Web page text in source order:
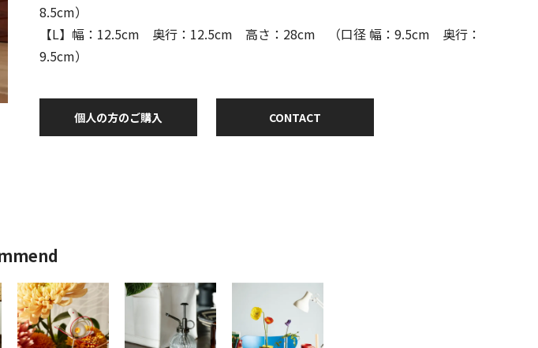
8.5cm）
【L】幅：12.5cm 奥行：12.5cm 高さ：28cm （口径 幅：9.5cm 奥行：
9.5cm）
個人の方のご購入 CONTACT